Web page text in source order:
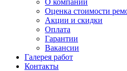
О компании
Оценка стоимости
Акции и скидки
Оплата
Гарантии
Вакансии
Галерея работ
Контакты